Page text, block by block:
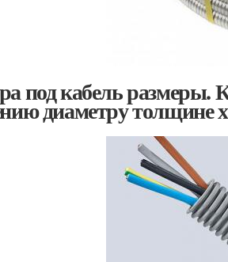
под кабель размеры.
диаметру толщине